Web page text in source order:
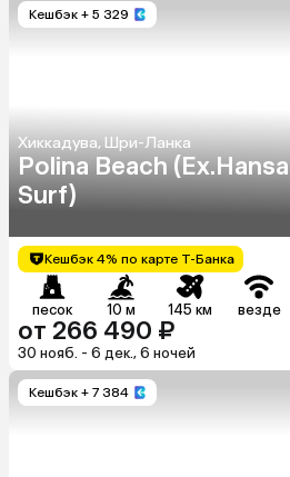
Кешбэк + 5 329
Хиккадува, Шри-Ланка
Polina Beach (Ex.Hansa
Surf)
Кешбэк 4% по карте Т-Банка
песок 10 м 145 км везде
от 266 490 ₽
30 нояб. - 6 дек., 6 ночей
Кешбэк + 7 384